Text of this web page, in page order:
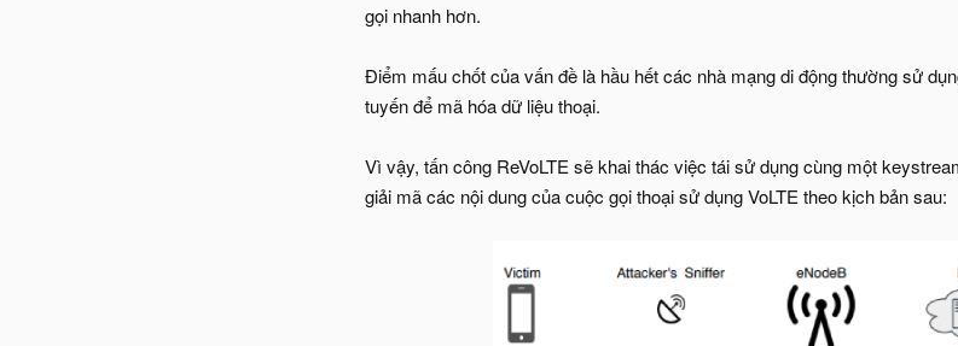
gọi nhanh hơn.
Điểm mấu chốt của vấn đề là hầu hết các nhà mạng di động thường sử
tuyến để mã hóa dữ liệu thoại.
Vì vậy, tấn công ReVoLTE sẽ khai thác việc tái sử dụng cùng một
giải mã các nội dung của cuộc gọi thoại sử dụng VoLTE theo kịch bản sau: